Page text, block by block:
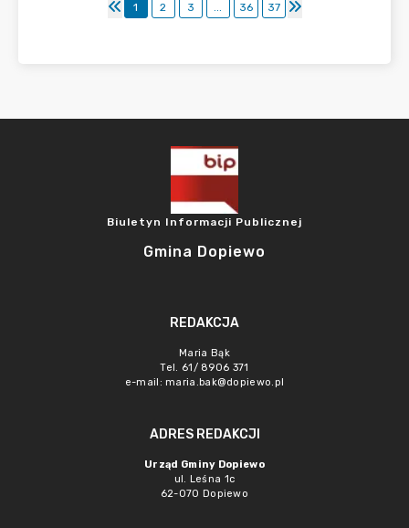
1
2 3 ... 36 37
Biuletyn Informacji Publicznej
Gmina Dopiewo
REDAKCJA
Maria Bąk
Tel. 61/ 8906 371
e-mail: maria.bak@dopiewo.pl
ADRES REDAKCJI
Urząd Gminy Dopiewo
ul. Leśna 1c
62-070 Dopiewo